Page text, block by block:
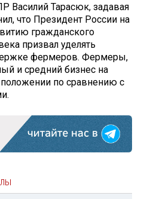
Василий Тарасюк, задавая
что Президент России на
гражданского
призвал уделять
фермеров. Фермеры,
и средний бизнес на
по сравнению с